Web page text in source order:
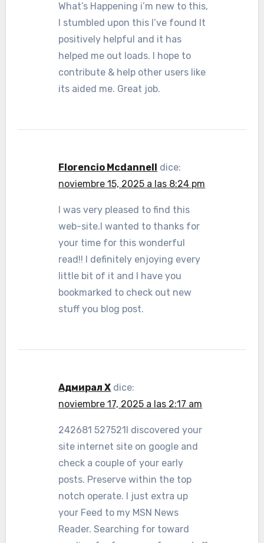
What’s Happening i’m new to this,
I stumbled upon this I’ve found It
positively helpful and it has
helped me out loads. I hope to
contribute & help other users like
its aided me. Great job.
Florencio Mcdannell dice:
noviembre 15, 2025 a las 8:24 pm
I was very pleased to find this
web-site.I wanted to thanks for
your time for this wonderful
read!! I definitely enjoying every
little bit of it and I have you
bookmarked to check out new
stuff you blog post.
Адмирал X dice:
noviembre 17, 2025 a las 2:17 am
242681 527521I discovered your
site internet site on google and
check a couple of your early
posts. Preserve within the top
notch operate. I just extra up
your Feed to my MSN News
Reader. Searching for toward